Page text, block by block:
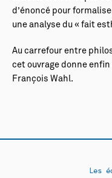
d’énoncé pour
une analyse du « fait
Au carrefour entre
cet ouvrage donne
François Wahl.
Les